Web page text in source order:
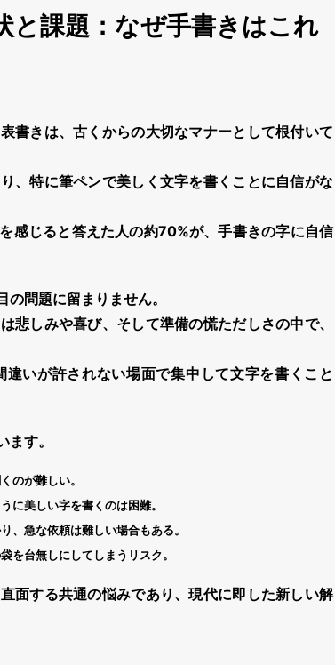
と課題：なぜ手書きはこれ
書きは、古くからの大切なマナーとして根付いて
、特に筆ペンで美しく文字を書くことに自信がな
感じると答えた人の約70%が、手書きの字に自信
問題に留まりません。
悲しみや喜び、そして準備の慌ただしさの中で、
いが許されない場面で集中して文字を書くこと
す。
のが難しい。
に美しい字を書くのは困難。
、急な依頼は難しい場合もある。
を台無しにしてしまうリスク。
面する共通の悩みであり、現代に即した新しい解